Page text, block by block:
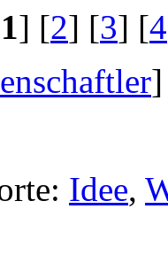
1] [2] [3] [4
]
Idee,